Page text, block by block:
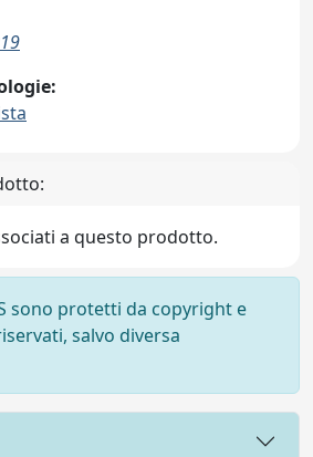
a questo prodotto.
sono protetti da copyright e
salvo diversa